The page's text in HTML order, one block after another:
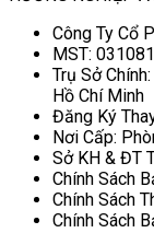
Công Ty Cổ
MST:
Trụ Sở
Hồ Chí Minh
Đăng Ký
Nơi Cấp:
Sở KH & ĐT
Chính Sách
Chính Sách
Chính Sách